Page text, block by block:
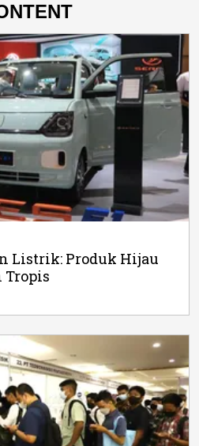
Listrik: Produk Hijau
Tropis